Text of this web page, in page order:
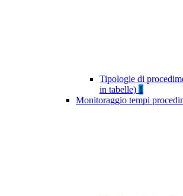
Tipologie di
in tabelle) 1
Monitoraggio tempi